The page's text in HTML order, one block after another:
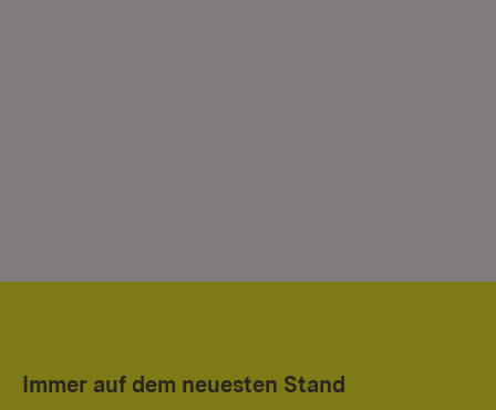
Immer auf dem neuesten Stand